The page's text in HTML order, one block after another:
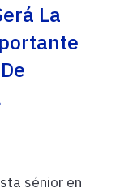
La
sénior en